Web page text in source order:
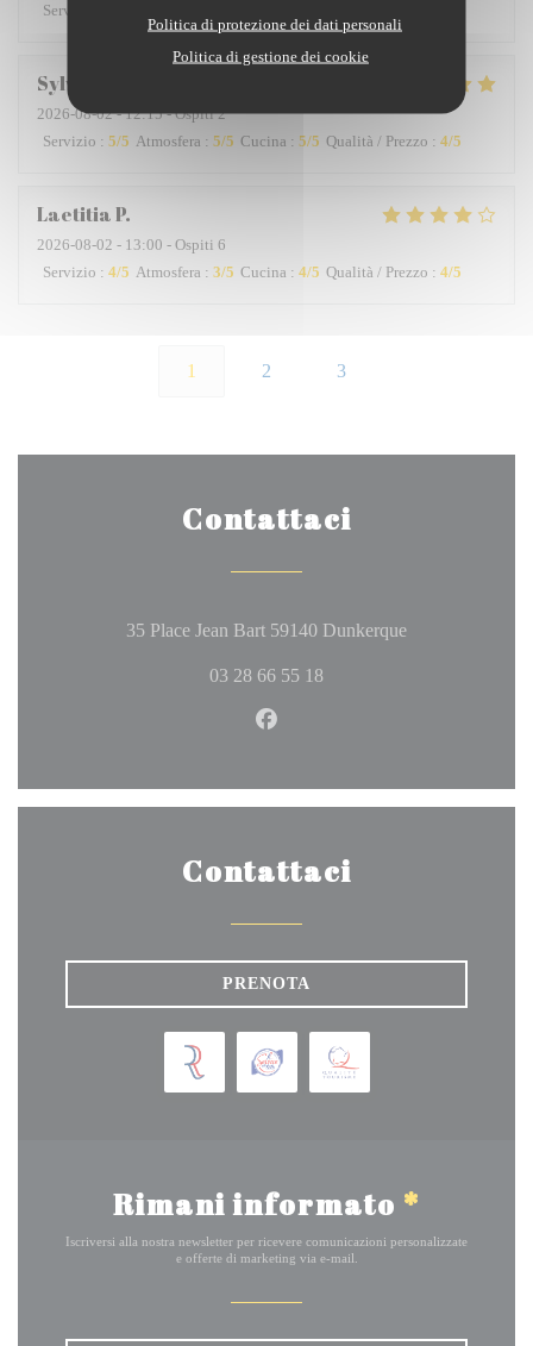
Politica di protezione dei dati personali
Politica di gestione dei cookie
Servizio
Sylviane
2026-08-02- 12:15 - Ospiti 2
Servizio : 5/5 Atmosfera : 5/5 Cucina : 5/5 Qualità / Prezzo : 4/5
LaetitiaP
2026-08-02 - 13:00 - Ospiti 6
Servizio : 4/5 Atmosfera : 3/5 Cucina : 4/5 Qualità / Prezzo : 4/5
1 2 3
Contattaci
35 Place Jean Bart 59140 Dunkerque((apre una
03 28 66 55 18
Facebook ((apre una nuova
Contattaci
PRENOTA
Rimani informato *
Iscriversi alla nostra newsletter per ricevere comunicazioni personalizzate
e offerte di marketing via e-mail.